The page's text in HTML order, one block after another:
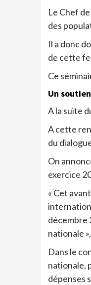
Le Chef
des
Il a donc
de cette
Ce
Un
A la suite
A cette
du
On
exercice
« Cet
décembre
nationale
Dans le
nationale,
dépenses